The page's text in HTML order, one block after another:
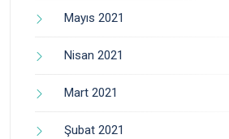
Mayıs 2021
Nisan 2021
Mart 2021
Şubat 2021